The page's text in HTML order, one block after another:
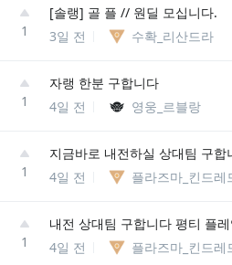
1
[솔랭] 골 플 // 원딜 모십니다.
3일 전
수확_리산드라
1
자랭 한분 구합니다
4일 전
영웅_르블랑
1
지금바로 내전하실 상대팀 구합
4일 전
플라즈마_킨드
1
내전 상대팀 구합니다 평티 플
4일 전
플라즈마_킨드